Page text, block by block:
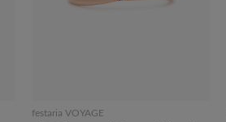
festaria VOYAGE